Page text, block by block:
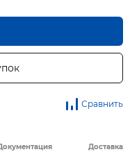
Сравнить
Доставка